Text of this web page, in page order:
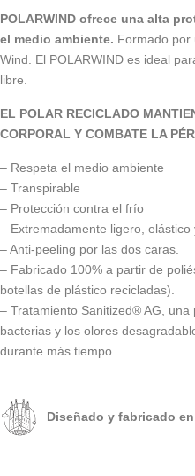
POLARWIND ofrece una alta
el medio ambiente. Formado por
Wind. El POLARWIND es ideal
libre.
EL POLAR RECICLADO
CORPORAL Y COMBATE LA
– Respeta el medio ambiente
– Transpirable
– Protección contra el frío
– Extremadamente ligero, elástico
– Anti-peeling por las dos caras.
– Fabricado 100% a partir de
botellas de plástico recicladas).
– Tratamiento Sanitized® AG,
bacterias y los olores
durante más tiempo.
Diseñado y fabricado